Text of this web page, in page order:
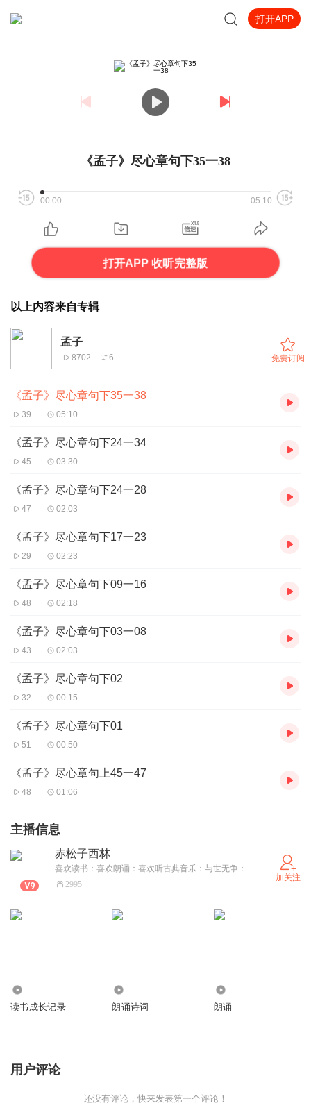
打开APP
《孟子》尽心章句下35一38
00:00 05:10
打开APP 收听完整版
以上内容来自专辑
孟子
8702 6 免费订阅
《孟子》尽心章句下35一38
39 05:10
《孟子》尽心章句下24一34
45 03:30
《孟子》尽心章句下24一28
47 02:03
《孟子》尽心章句下17一23
29 02:23
《孟子》尽心章句下09一16
48 02:18
《孟子》尽心章句下03一08
43 02:03
《孟子》尽心章句下02
32 00:15
《孟子》尽心章句下01
51 00:50
《孟子》尽心章句上45一47
48 01:06
主播信息
赤松子西林
喜欢读书：喜欢朗诵：喜欢听古典音乐：与世无争：心若冰清……人生犹如西山日，富贵终如瓦上霜！
2995
加关注
读书成长记录 朗诵诗词 朗诵
用户评论
还没有评论，快来发表第一个评论！